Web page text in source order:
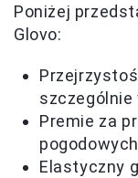
Poniżej
Glovo:
Premie za
Elastyczny